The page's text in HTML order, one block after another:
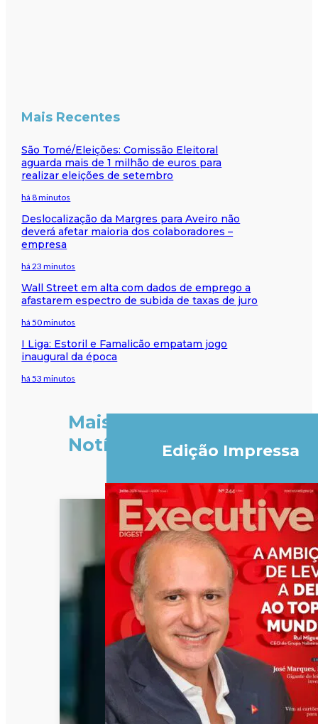
Mais Recentes
São Tomé/Eleições: Comissão Eleitoral
aguarda mais de 1 milhão de euros para
realizar eleições de setembro
há 8 minutos
Deslocalização da Margres para Aveiro não
deverá afetar maioria dos colaboradores –
empresa
há 23 minutos
Wall Street em alta com dados de emprego a
afastarem espectro de subida de taxas de juro
há 50 minutos
I Liga: Estoril e Famalicão empatam jogo
inaugural da época
há 53 minutos
Mais
Notícias
Edição Impressa